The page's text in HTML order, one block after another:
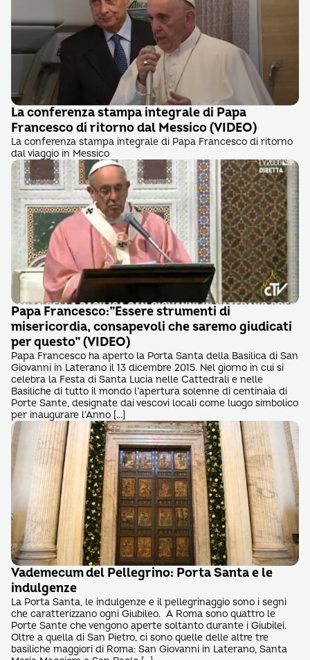
La conferenza stampa integrale di Papa
Francesco di ritorno dal Messico (VIDEO)
La conferenza stampa integrale di Papa Francesco di ritorno
dal viaggio in Messico
Papa Francesco:”Essere strumenti di
misericordia, consapevoli che saremo giudicati
per questo” (VIDEO)
Papa Francesco ha aperto la Porta Santa della Basilica di San
Giovanni in Laterano il 13 dicembre 2015. Nel giorno in cui si
celebra la Festa di Santa Lucia nelle Cattedrali e nelle
Basiliche di tutto il mondo l’apertura solenne di centinaia di
Porte Sante, designate dai vescovi locali come luogo simbolico
per inaugurare l’Anno […]
Vademecum del Pellegrino: Porta Santa e le
indulgenze
La Porta Santa, le indulgenze e il pellegrinaggio sono i segni
che caratterizzano ogni Giubileo. A Roma sono quattro le
Porte Sante che vengono aperte soltanto durante i Giubilei.
Oltre a quella di San Pietro, ci sono quelle delle altre tre
basiliche maggiori di Roma: San Giovanni in Laterano, Santa